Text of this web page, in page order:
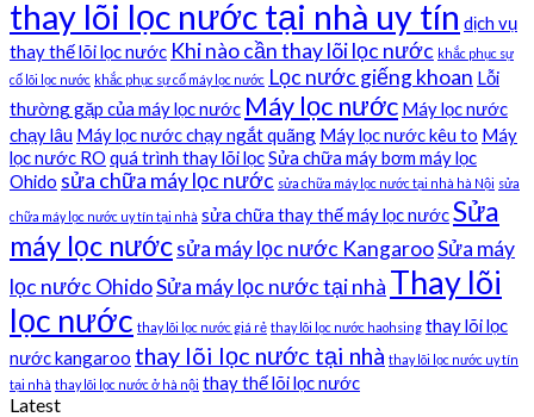
thay lõi lọc nước tại nhà uy tín dịch vụ
thay thế lõi lọc nước Khi nào cần thay lõi lọc nước khắc phục sự
cố lõi lọc nước khắc phục sự cố máy lọc nước Lọc nước giếng khoan Lỗi
thường gặp của máy lọc nước Máy lọc nước Máy lọc nước
chạy lâu Máy lọc nước chạy ngắt quãng Máy lọc nước kêu to Máy
lọc nước RO quá trình thay lõi lọcSửa chữa máy bơm máy lọc
Ohido sửa chữa máy lọc nước sửa chữa máy lọc nước tại nhà hà Nội sửa
chữa máy lọc nước uy tín tại nhà sửa chữa thay thế máy lọc nướcSửa
máy lọc nướcsửa máy lọc nước KangarooSửa máy
lọc nước OhidoSửa máy lọc nước tại nhà Thay lõi
lọc nước thay lõi lọc nước giá rẻ thay lõi lọc nước haohsing thay lõi lọc
nước kangaroo thay lõi lọc nước tại nhà thay lõi lọc nước uy tín
tại nhà thay lõi lọc nước ở hà nội thay thế lõi lọc nước
Latest